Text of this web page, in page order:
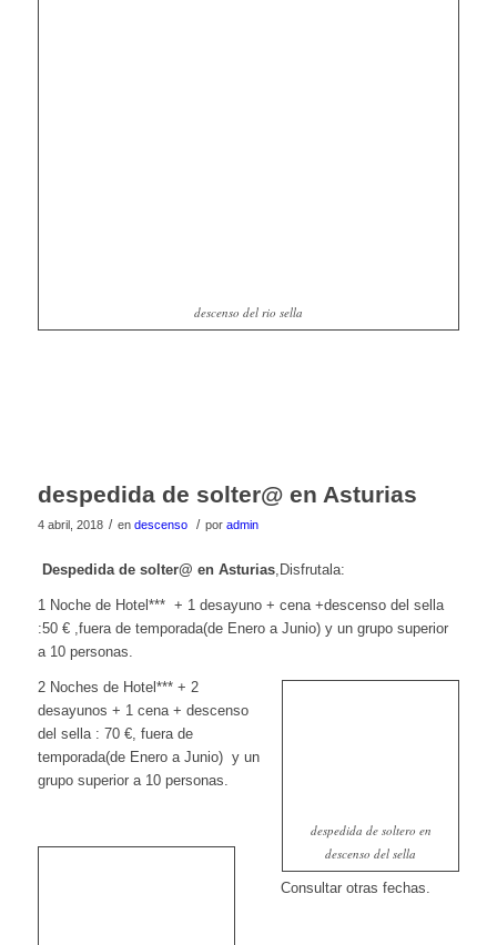
descenso del rio sella
despedida de solter@ en Asturias
4 abril, 2018 / en descenso / por admin
Despedida de solter@ en Asturias,Disfrutala:
1 Noche de Hotel*** + 1 desayuno + cena +descenso del sella
:50 € ,fuera de temporada(de Enero a Junio) y un grupo superior
a 10 personas.
despedida de soltero en
descenso del sella
2 Noches de Hotel*** + 2
desayunos + 1 cena + descenso
del sella : 70 €, fuera de
temporada(de Enero a Junio) y un
grupo superior a 10 personas.
Consultar otras fechas.